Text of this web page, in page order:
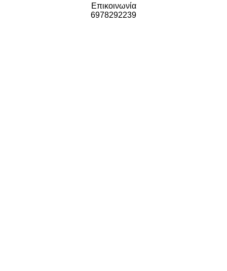
Επικοινωνία
6978292239